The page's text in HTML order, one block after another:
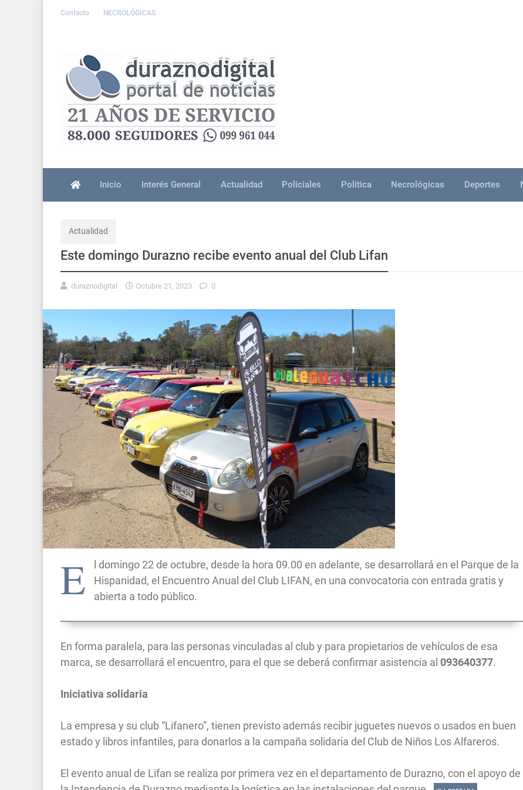
Contacto NECROLÓGICAS
Inicio Interés General Actualidad Policiales Política Necrológicas Deportes
Actualidad
Este domingo Durazno recibe evento anual del Club Lifan
duraznodigital Octubre 21, 2023 0
E
l domingo 22 de octubre, desde la hora 09.00 en adelante, se desarrollará en el Parque de la
Hispanidad, el Encuentro Anual del Club LIFAN, en una convocatoria con entrada gratis y
abierta a todo público.
En forma paralela, para las personas vinculadas al club y para propietarios de vehículos de esa
marca, se desarrollará el encuentro, para el que se deberá confirmar asistencia al 093640377.
Iniciativa solidaria
La empresa y su club “Lifanero”, tienen previsto además recibir juguetes nuevos o usados en buen
estado y libros infantiles, para donarlos a la campaña solidaria del Club de Niños Los Alfareros.
El evento anual de Lifan se realiza por primera vez en el departamento de Durazno, con el apoyo de